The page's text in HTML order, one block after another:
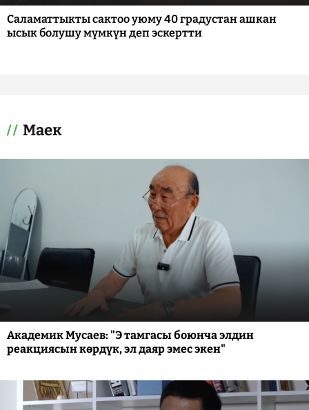
Саламаттыкты сактоо уюму 40 градустан ашкан
ысык болушу мүмкүн деп эскертти
Маек
Академик Мусаев: "Э тамгасы боюнча элдин
реакциясын көрдүк, эл даяр эмес экен"